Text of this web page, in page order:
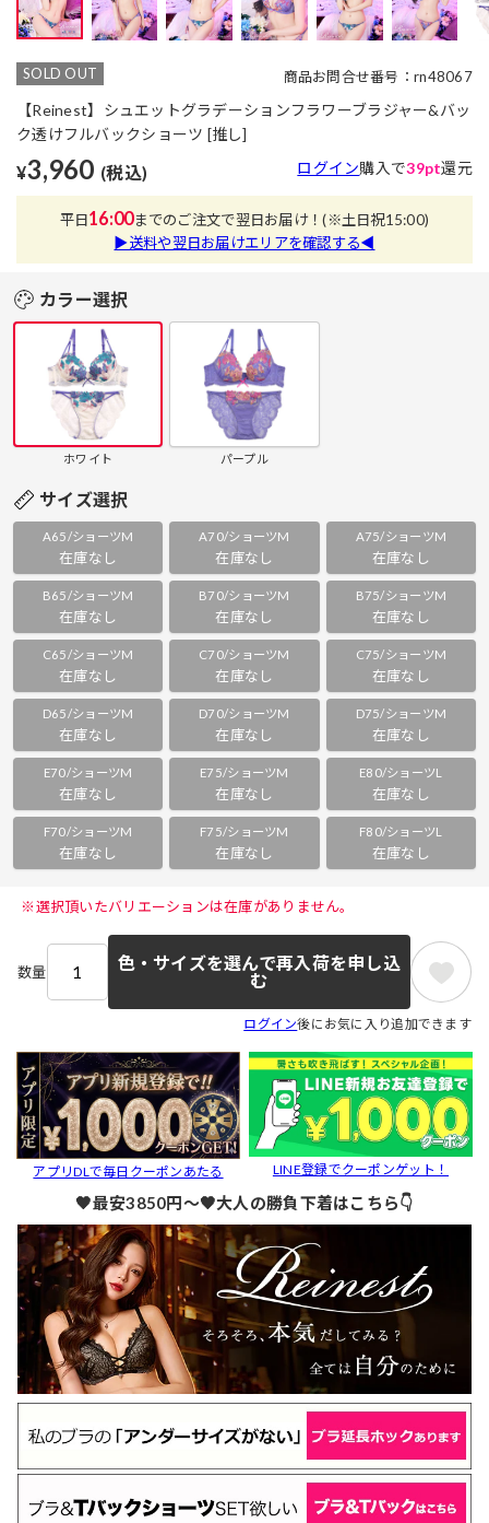
SOLD OUT 商品お問合せ番号：rn48067
【Reinest】シュエットグラデーションフラワーブラジャー&バッ
ク透けフルバックショーツ [推し]
¥3,960 (税込) ログイン購入で39pt還元
平日16:00までのご注文で翌日お届け！(※土日祝15:00)
▶送料や翌日お届けエリアを確認する◀
カラー選択
ホワイト パープル
サイズ選択
A65/ショーツM
在庫なし
A70/ショーツM
在庫なし
A75/ショーツM
在庫なし
B65/ショーツM
在庫なし
B70/ショーツM
在庫なし
B75/ショーツM
在庫なし
C65/ショーツM
在庫なし
C70/ショーツM
在庫なし
C75/ショーツM
在庫なし
D65/ショーツM
在庫なし
D70/ショーツM
在庫なし
D75/ショーツM
在庫なし
E70/ショーツM
在庫なし
E75/ショーツM
在庫なし
E80/ショーツL
在庫なし
F70/ショーツM
在庫なし
F75/ショーツM
在庫なし
F80/ショーツL
在庫なし
※選択頂いたバリエーションは在庫がありません。
数量
色・サイズを選んで再入荷を申し込
む
ログイン後にお気に入り追加できます
アプリDLで毎日クーポンあたる LINE登録でクーポンゲット！
🖤最安3850円～🖤大人の勝負下着はこちら👇